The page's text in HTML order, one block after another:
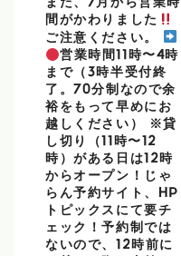
また、7月から営業時
間がかわりました
ご注意ください。
営業時間11時〜4時
まで（3時半受付終
了。70分制なので余
裕をもって早めにお
越しください） ※貸
し切り（11時〜12
時）がある日は12時
からオープン！じゃ
らん予約サイト、HP
トピックスにて要チ
ェック！予約制では
ないので、12時前に